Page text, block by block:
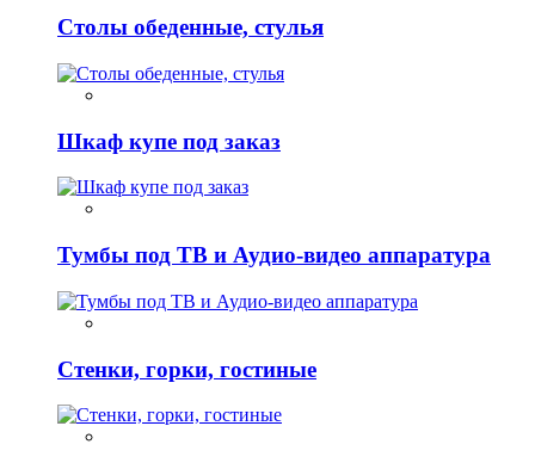
Столы обеденные, стулья
Шкаф купе под заказ
Тумбы под ТВ и Аудио-видео аппаратура
Стенки, горки, гостиные